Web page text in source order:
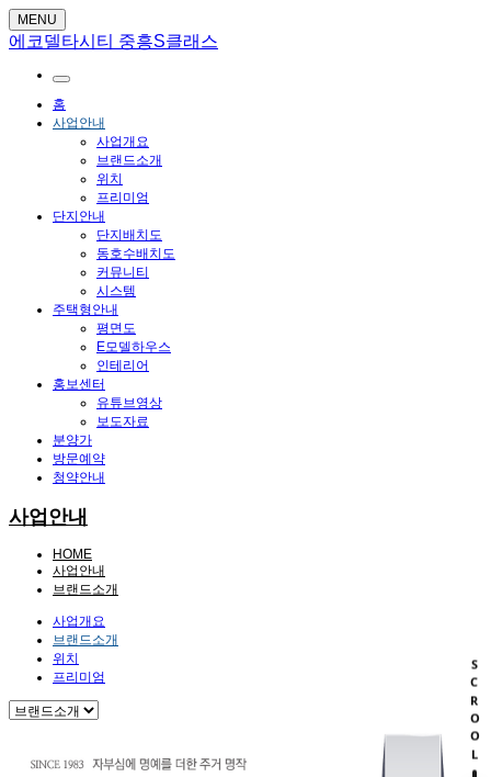
MENU
에코델타시티 중흥S클래스
홈
사업안내
사업개요
브랜드소개
위치
프리미엄
단지안내
단지배치도
동호수배치도
커뮤니티
시스템
주택형안내
평면도
E모델하우스
인테리어
홍보센터
유튜브영상
보도자료
분양가
방문예약
청약안내
사업안내
HOME
사업안내
브랜드소개
사업개요
브랜드소개
위치
프리미엄
SCROOL